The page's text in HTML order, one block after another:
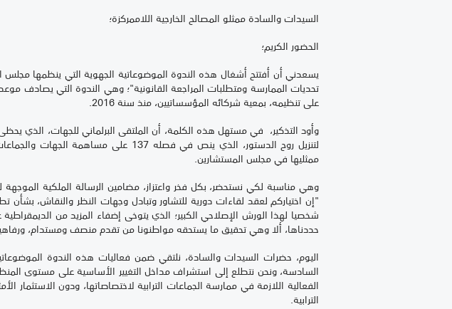
السيدات والسادة ممثلو المصالح الخارجية اللاممركزة؛
الحضور الكريم؛
يسعدني أن أفتتح أشغال هذه الندوة الموضوعاتية الجهوية التي ينظمها
تحديات الممارسة ومتطلبات المراجعة القانونية"؛ وهي الندوة التي يصادف
على تنظيمه، بمعية شركائه المؤسساتيين، منذ سنة 2016.
وأود التذكير، في مستهل هذه الكلمة، أن الملتقى البرلماني للجهات، الذي
لتنزيل روح الدستور، الذي ينص في فصله
ممثليها في مجلس المستشارين.
"إن اختياركم لعقد لقاءات دورية للتشاور وتبادل وجهات النظر والنقاش،
شخصيا لهذا الورش الإصلاحي الكبير؛ الذي يتوخى إضفاء المزيد من
حددناها، ألا وهي تحقيق ما يستحقه مواطنونا من تقدم منصف ومستدام،
اليوم، حضرات السيدات والسادة، نلتقي ضمن فعاليات هذه الندوة
السادسة، ونحن نتطلع إلى استشراف مداخل التغيير الأساسية على مستوى
الفعالية اللازمة في ممارسة الجماعات الترابية لاختصاصاتها، ودون الاستثمار
الترابية.